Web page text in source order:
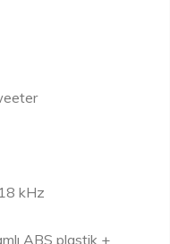
kHz
ABS plastik +